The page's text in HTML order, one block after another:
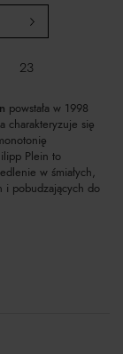
23
powstała w 1998
charakteryzuje się
Plein to
w śmiałych,
i pobudzających do